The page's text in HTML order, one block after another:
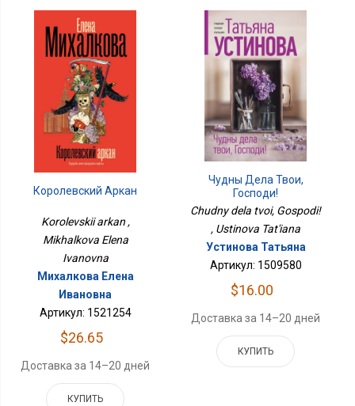
Королевский Аркан
Korolevskii arkan ,
Mikhalkova Elena
Ivanovna
Михалкова Елена
Ивановна
Артикул: 1521254
$26.65
Доставка за 14–20 дней
КУПИТЬ
Чудны Дела Твои,
Господи!
Chudny dela tvoi, Gospodi!
, Ustinova Tat'iana
Устинова Татьяна
Артикул: 1509580
$16.00
Доставка за 14–20 дней
КУПИТЬ